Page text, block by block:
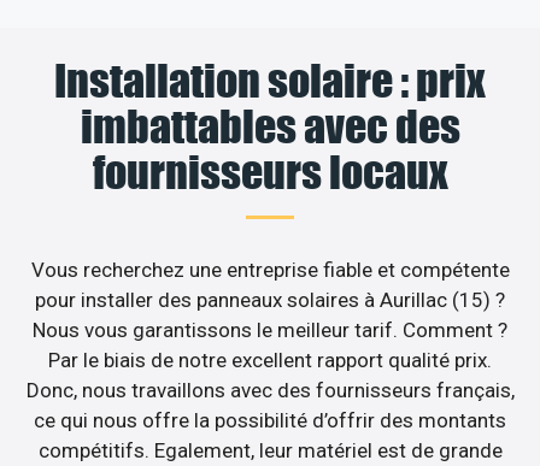
Installation solaire : prix
imbattables avec des
fournisseurs locaux
Vous recherchez une entreprise fiable et compétente
pour installer des panneaux solaires à Aurillac (15) ?
Nous vous garantissons le meilleur tarif. Comment ?
Par le biais de notre excellent rapport qualité prix.
Donc, nous travaillons avec des fournisseurs français,
ce qui nous offre la possibilité d’offrir des montants
compétitifs. Egalement, leur matériel est de grande